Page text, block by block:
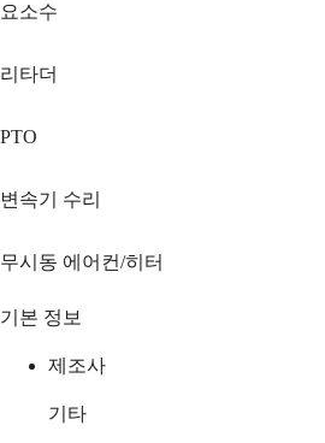
요소수
리타더
PTO
변속기 수리
무시동 에어컨/히터
기본 정보
제조사
기타